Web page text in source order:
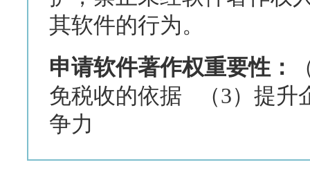
其软件的行为。
申请软件著作权重要性：
免税收的依据 （3）提升
争力